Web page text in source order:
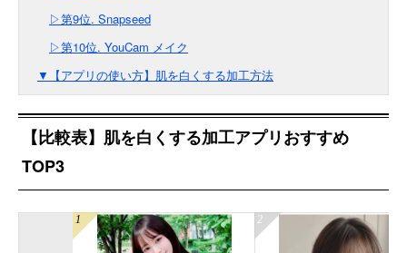
▷第9位. Snapseed
▷第10位. YouCam メイク
▼【アプリの使い方】肌を白くする加工方法
【比較表】肌を白くする加工アプリおすすめ
TOP3